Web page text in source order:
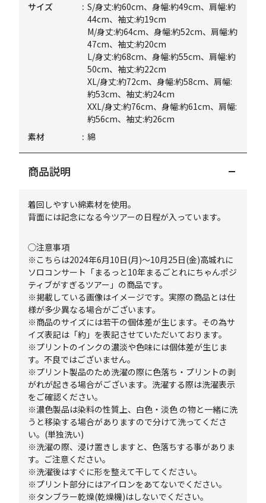
サイズ
S/身丈:約60cm、身幅:約49cm、肩幅:約
44cm、袖丈:約19cm
M/身丈:約64cm、身幅:約52cm、肩幅:約
47cm、袖丈:約20cm
L/身丈:約68cm、身幅:約55cm、肩幅:約
50cm、袖丈:約22cm
XL/身丈:約72cm、身幅:約58cm、肩幅:
約53cm、袖丈:約24cm
XXL/身丈:約76cm、身幅:約61cm、肩幅:
約56cm、袖丈:約26cm
素材
綿
商品説明
着回しやすい綿素材を使用。
背面には記念になる今ツアーの日程が入っています。
◯注意事項
※こちらは2024年6月10日(月)～10月25日(金)高城れに
ソロコンサート「まるっと10年まるごとれにちゃんポジ
ティブがすぎるツアー」の商品です。
※掲載している画像はイメージです。実際の商品とは仕
様が多少異なる場合がございます。
※商品のサイズには若干の個体差が生じます。その為サ
イズ表記は「約」を表記させていただいております。
※プリントのインクの濃淡や色味には個体差が生じま
す。不良ではございません。
※プリント製品のため洗濯の際に色落ち・プリントの剥
がれが起きる場合がございます。洗濯する際は洗濯表示
をご確認ください。
※濃色製品は染料の性質上、白色・淡色 の物と一緒に洗
うと移染する場合がありますので分けて洗ってくださ
い。(単独洗い)
※洗濯の際、浸け置きしますと、色落ちする事がありま
す。ご注意ください。
※洗濯後はすぐに形を整えて干してください。
※プリント部分にはアイロンをあてないでください。
※タンブラー乾燥(乾燥機)はしないでください。